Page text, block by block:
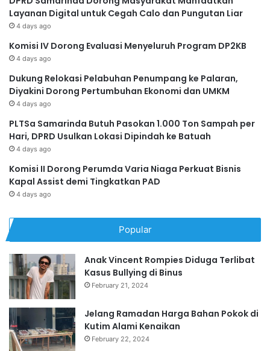
Layanan Digital untuk Cegah Calo dan Pungutan Liar
4 days ago
Komisi IV Dorong Evaluasi Menyeluruh Program DP2KB
4 days ago
Dukung Relokasi Pelabuhan Penumpang ke Palaran,
Diyakini Dorong Pertumbuhan Ekonomi dan UMKM
4 days ago
PLTSa Samarinda Butuh Pasokan 1.000 Ton Sampah per
Hari, DPRD Usulkan Lokasi Dipindah ke Batuah
4 days ago
Komisi II Dorong Perumda Varia Niaga Perkuat Bisnis
Kapal Assist demi Tingkatkan PAD
4 days ago
Popular
Anak Vincent Rompies Diduga Terlibat
Kasus Bullying di Binus
February 21, 2024
Jelang Ramadan Harga Bahan Pokok di
Kutim Alami Kenaikan
February 22, 2024